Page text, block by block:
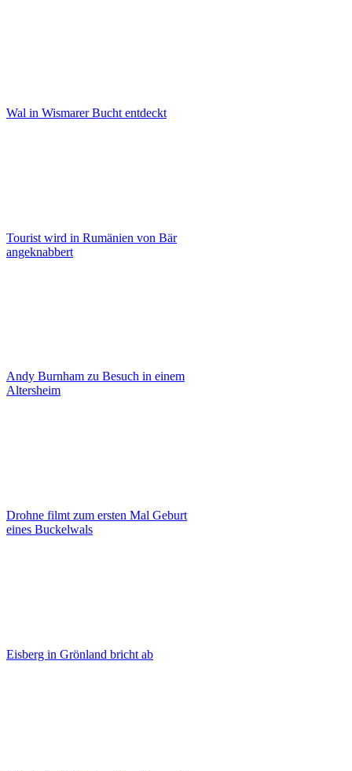
Wal in Wismarer Bucht entdeckt
Tourist wird in Rumänien von Bär
angeknabbert
Andy Burnham zu Besuch in einem
Altersheim
Drohne filmt zum ersten Mal Geburt
eines Buckelwals
Eisberg in Grönland bricht ab